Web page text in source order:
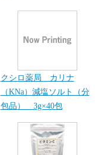
クシロ薬局 カリナ
（KNa）減塩ソルト（分
包品） 3g×40包